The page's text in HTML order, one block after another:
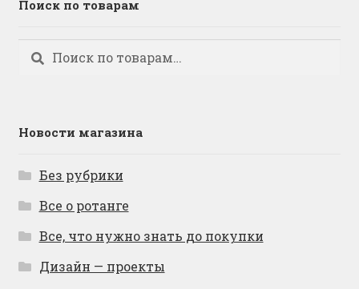
Поиск по товарам
Искать:
Поиск
Новости магазина
Без рубрики
Все о ротанге
Все, что нужно знать до покупки
Дизайн — проекты